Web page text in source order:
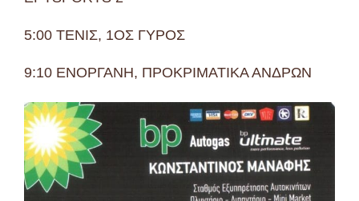
5:00 ΤΕΝΙΣ, 1ΟΣ ΓΥΡΟΣ
9:10 ΕΝΟΡΓΑΝΗ, ΠΡΟΚΡΙΜΑΤΙΚΑ ΑΝΔΡΩΝ